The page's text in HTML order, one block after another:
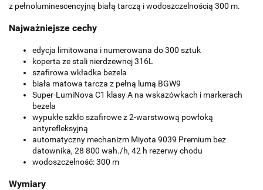
z pełnoluminescencyjną białą tarczą i wodoszczelnością 300 m.
Najważniejsze cechy
edycja limitowana i numerowana do 300 sztuk
koperta ze stali nierdzewnej 316L
szafirowa wkładka bezela
biała matowa tarcza z pełną lumą BGW9
Super-LumiNova C1 klasy A na wskazówkach i markerach
bezela
wypukłe szkło szafirowe z 2-warstwową powłoką
antyrefleksyjną
automatyczny mechanizm Miyota 9039 Premium bez
datownika, 28 800 wah./h, 42 h rezerwy chodu
wodoszczelność: 300 m
Wymiary